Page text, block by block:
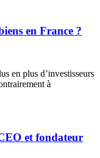
en France ?
en plus d’investisseurs
à
et fondateur